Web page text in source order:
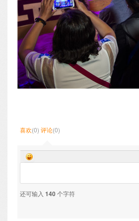
喜欢(0) 评论(0)
还可输入 140个字符